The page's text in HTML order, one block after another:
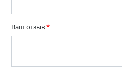
Ваш отзыв*